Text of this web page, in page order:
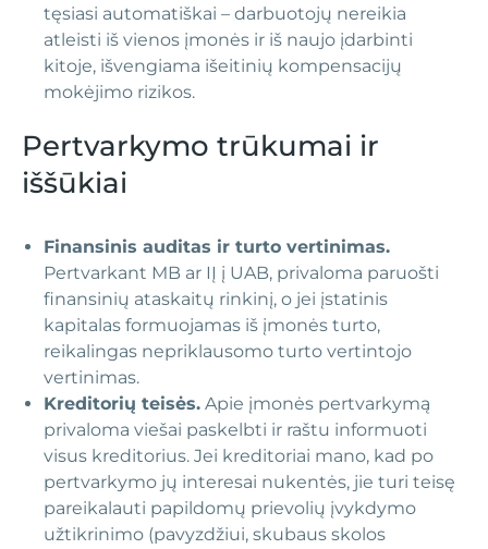
tęsiasi automatiškai – darbuotojų nereikia
atleisti iš vienos įmonės ir iš naujo įdarbinti
kitoje, išvengiama išeitinių kompensacijų
mokėjimo rizikos.
Pertvarkymo trūkumai ir
iššūkiai
Finansinis auditas ir turto vertinimas.
Pertvarkant MB ar IĮ į UAB, privaloma paruošti
finansinių ataskaitų rinkinį, o jei įstatinis
kapitalas formuojamas iš įmonės turto,
reikalingas nepriklausomo turto vertintojo
vertinimas.
Kreditorių teisės. Apie įmonės pertvarkymą
privaloma viešai paskelbti ir raštu informuoti
visus kreditorius. Jei kreditoriai mano, kad po
pertvarkymo jų interesai nukentės, jie turi teisę
pareikalauti papildomų prievolių įvykdymo
užtikrinimo (pavyzdžiui, skubaus skolos